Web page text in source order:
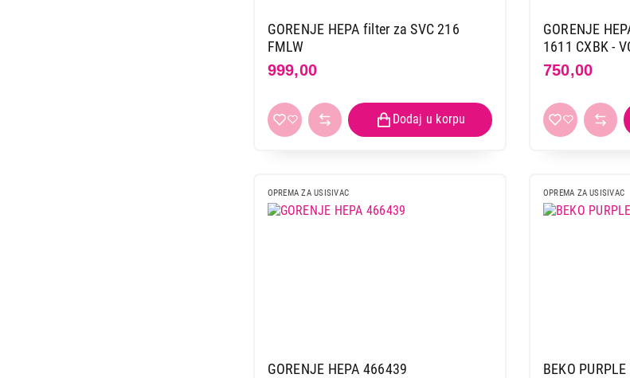
GORENJE HEPA filter za SVC 216
FMLW
999,00
GORENJE
1611 CXBK -
750,00
OPREMA ZA USISIVAC
GORENJE HEPA 466439
OPREMA ZA USISIVAC
BEKO